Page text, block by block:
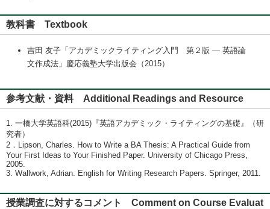
教科書 Textbook
吉田 友子「アカデミックライティング入門 第２版 ― 英語論
文作成法」慶応義塾大学出版会（2015）
参考文献・資料 Additional Readings and Resource
1. 一橋大学英語科(2015)『英語アカデミック・ライティングの基礎』（研
究者）
2．Lipson, Charles. How to Write a BA Thesis: A Practical Guide from
Your First Ideas to Your Finished Paper. University of Chicago Press,
2005.
3. Wallwork, Adrian. English for Writing Research Papers. Springer, 2011.
授業調査に対するコメント Comment on Course Evaluat